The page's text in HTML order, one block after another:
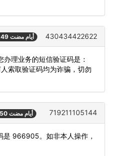
249 أيام مضت 430434422622
办理业务的短信验证码是：
索取验证码均为诈骗，切勿
250 أيام مضت 719211105144
是 966905。如非本人操作，